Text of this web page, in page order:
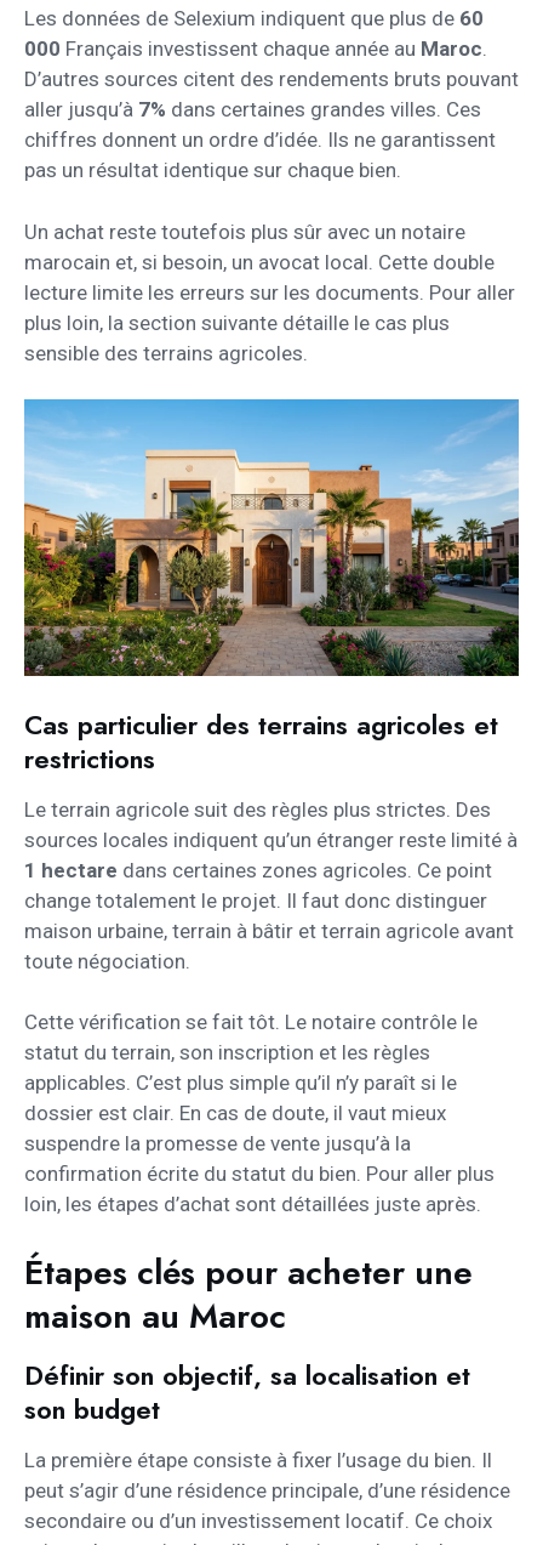
Les données de Selexium indiquent que plus de 60
000 Français investissent chaque année au Maroc.
D’autres sources citent des rendements bruts pouvant
aller jusqu’à 7% dans certaines grandes villes. Ces
chiffres donnent un ordre d’idée. Ils ne garantissent
pas un résultat identique sur chaque bien.
Un achat reste toutefois plus sûr avec un notaire
marocain et, si besoin, un avocat local. Cette double
lecture limite les erreurs sur les documents. Pour aller
plus loin, la section suivante détaille le cas plus
sensible des terrains agricoles.
Cas particulier des terrains agricoles et
restrictions
Le terrain agricole suit des règles plus strictes. Des
sources locales indiquent qu’un étranger reste limité à
1 hectare dans certaines zones agricoles. Ce point
change totalement le projet. Il faut donc distinguer
maison urbaine, terrain à bâtir et terrain agricole avant
toute négociation.
Cette vérification se fait tôt. Le notaire contrôle le
statut du terrain, son inscription et les règles
applicables. C’est plus simple qu’il n’y paraît si le
dossier est clair. En cas de doute, il vaut mieux
suspendre la promesse de vente jusqu’à la
confirmation écrite du statut du bien. Pour aller plus
loin, les étapes d’achat sont détaillées juste après.
Étapes clés pour acheter une
maison au Maroc
Définir son objectif, sa localisation et
son budget
La première étape consiste à fixer l’usage du bien. Il
peut s’agir d’une résidence principale, d’une résidence
secondaire ou d’un investissement locatif. Ce choix